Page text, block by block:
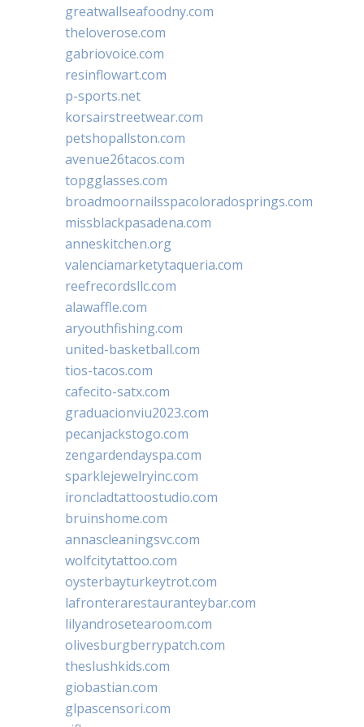
greatwallseafoodny.com
theloverose.com
gabriovoice.com
resinflowart.com
p-sports.net
korsairstreetwear.com
petshopallston.com
avenue26tacos.com
topgglasses.com
broadmoornailsspacoloradosprings.com
missblackpasadena.com
anneskitchen.org
valenciamarketytaqueria.com
reefrecordsllc.com
alawaffle.com
aryouthfishing.com
united-basketball.com
tios-tacos.com
cafecito-satx.com
graduacionviu2023.com
pecanjackstogo.com
zengardendayspa.com
sparklejewelryinc.com
ironcladtattoostudio.com
bruinshome.com
annascleaningsvc.com
wolfcitytattoo.com
oysterbayturkeytrot.com
lafronterarestauranteybar.com
lilyandrosetearoom.com
olivesburgberrypatch.com
theslushkids.com
giobastian.com
glpascensori.com